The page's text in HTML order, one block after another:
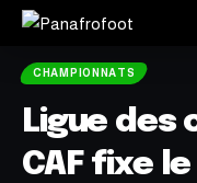
CHAMPIONNATS
Ligue des
CAF fixe